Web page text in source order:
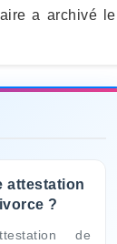
a archivé le
attestation
?
de